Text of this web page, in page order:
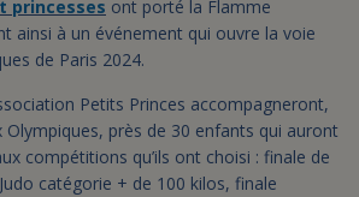
princesses ont porté la Flamme
ainsi à un événement qui ouvre la voie
de Paris 2024.
Petits Princes accompagneront,
Olympiques, près de 30 enfants qui auront
compétitions qu’ils ont choisi : finale de
catégorie + de 100 kilos, finale